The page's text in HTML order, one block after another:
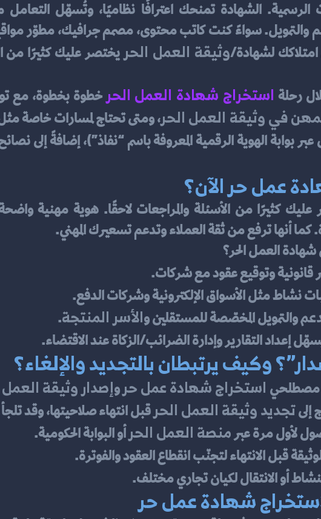
لشهادة/وثيقة العمل الحر
رحلة استخراج شهادة العمل الحر
في وثيقة العمل الحر، ومتى تحتاج لمسارات خاصة
بوابة الهوية الرقمية المعروفة باسم “نفاذ”)، إضافةً إلى
عمل حر الآن؟
أنها ترفع من ثقة العملاء وتدعم تسعيرك المهني.
قانونية وتوقيع عقود مع شركات.
نشاط مثل الأسواق الإلكترونية وشركات الدفع.
والتمويل المخصّصة للمستقلين والأسر المنتجة.
إعداد التقارير وإدارة الضرائب/الزكاة عند الاقتضاء.
وكيف يرتبطان بالتجديد والإلغاء؟
استخراج شهادة عمل حر وإصدار وثيقة
تجديد وثيقة العمل الحر قبل انتهاء صلاحيتها، وقد
لأول مرة عبر منصة العمل الحر أو البوابة الحكومية.
قبل الانتهاء لتجنّب انقطاع العقود والفوترة.
أو الانتقال لكيان تجاري مختلف.
شهادة عمل حر